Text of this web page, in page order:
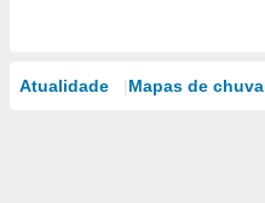
Atualidade Mapas de chuva